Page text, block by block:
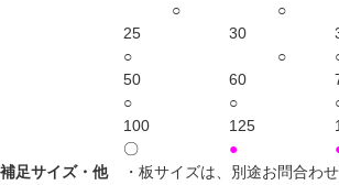
○
○
25
30
○
○
50
60
○
○
100
125
〇
●
補足サイズ・他
・板サイズは、別途お問合わせ